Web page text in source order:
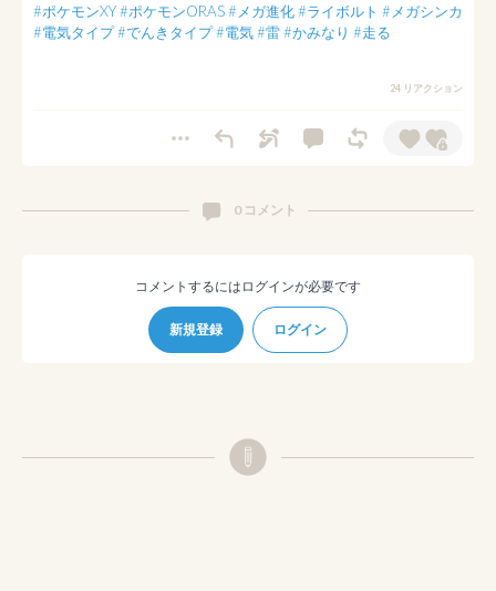
#ポケモンXY#ポケモンORAS#メガ進化#ライボルト #メガシンカ
#電気タイプ#でんきタイプ#電気#雷#かみなり #走る
24 リアクション
0 コメント
コメントするにはログインが必要です
新規登録 ログイン